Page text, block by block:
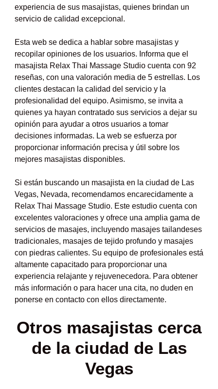
experiencia de sus masajistas, quienes brindan un
servicio de calidad excepcional.
Esta web se dedica a hablar sobre masajistas y
recopilar opiniones de los usuarios. Informa que el
masajista Relax Thai Massage Studio cuenta con 92
reseñas, con una valoración media de 5 estrellas. Los
clientes destacan la calidad del servicio y la
profesionalidad del equipo. Asimismo, se invita a
quienes ya hayan contratado sus servicios a dejar su
opinión para ayudar a otros usuarios a tomar
decisiones informadas. La web se esfuerza por
proporcionar información precisa y útil sobre los
mejores masajistas disponibles.
Si están buscando un masajista en la ciudad de Las
Vegas, Nevada, recomendamos encarecidamente a
Relax Thai Massage Studio. Este estudio cuenta con
excelentes valoraciones y ofrece una amplia gama de
servicios de masajes, incluyendo masajes tailandeses
tradicionales, masajes de tejido profundo y masajes
con piedras calientes. Su equipo de profesionales está
altamente capacitado para proporcionar una
experiencia relajante y rejuvenecedora. Para obtener
más información o para hacer una cita, no duden en
ponerse en contacto con ellos directamente.
Otros masajistas cerca
de la ciudad de Las
Vegas